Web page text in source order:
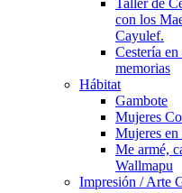
Taller de
con los
Cayulef.
Cestería
memorias
Hábitat
Gambote
Mujeres
Mujeres
Me armé,
Wallmapu
Impresión / Arte